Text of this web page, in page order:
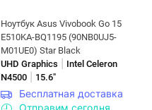
Ноутбук Asus Vivobook Go 15
E510KA-BQ1195 (90NB0UJ5-
M01UE0) Star Black
UHD Graphics
Intel Celeron
N4500
15.6"
Бесплатная доставка